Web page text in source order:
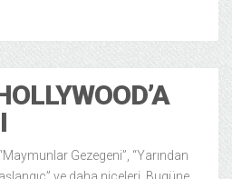
Gezegeni”, “Yarından